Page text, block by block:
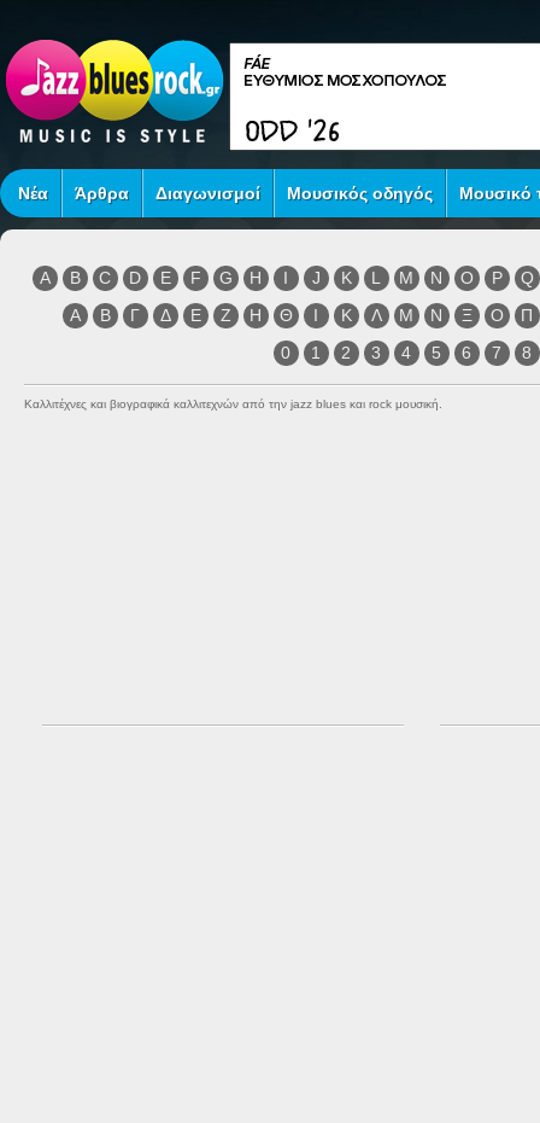
Νέα Άρθρα Διαγωνισμοί Μουσικός οδηγός Μουσικό
A B C D E F G H I J K L M N O P
Q
Α
Β Γ Δ Ε Ζ Η Θ Ι Κ Λ Μ Ν Ξ Ο
Π
0
1 2 3 4 5 6 7 8
Καλλιτέχνες και βιογραφικά καλλιτεχνών από την jazz blues και rock μουσική.